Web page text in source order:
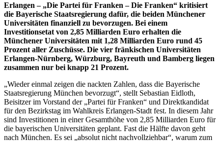
Erlangen – „Die Partei für Franken – Die Franken“ kritisiert
die Bayerische Staatsregierung dafür, die beiden Münchener
Universitäten finanziell zu bevorzugen. Bei einem
Investitionsetat von 2,85 Milliarden Euro erhalten die
Münchener Universitäten mit 1,28 Milliarden Euro rund 45
Prozent aller Zuschüsse. Die vier fränkischen Universitäten
Erlangen-Nürnberg, Würzburg, Bayreuth und Bamberg liegen
zusammen nur bei knapp 21 Prozent.
„Wieder einmal zeigen die nackten Zahlen, dass die Bayerische
Staatsregierung München bevorzugt“, stellt Sebastian Eidloth,
Beisitzer im Vorstand der „Partei für Franken“ und Direktkandidat
für den Bezirkstag im Wahlkreis Erlangen-Stadt fest. In diesem Jahr
sind Investitionen in einer Gesamthöhe von 2,85 Milliarden Euro für
die bayerischen Universitäten geplant. Fast die Hälfte davon geht
nach München. Es sei „absolut nicht nachvollziehbar“, warum zum